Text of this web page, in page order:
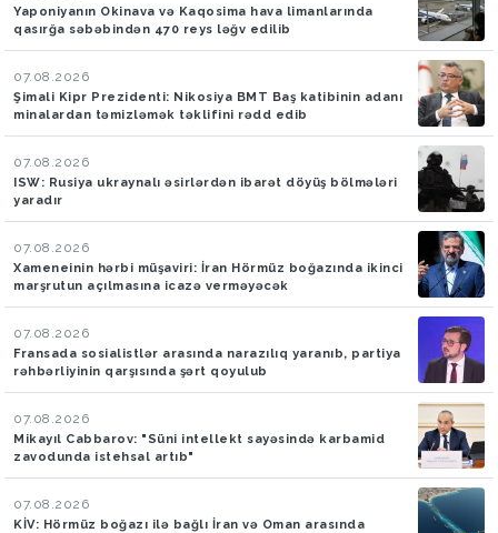
Yaponiyanın Okinava və Kaqosima hava limanlarında
qasırğa səbəbindən 470 reys ləğv edilib
07.08.2026
Şimali Kipr Prezidenti: Nikosiya BMT Baş katibinin adanı
minalardan təmizləmək təklifini rədd edib
07.08.2026
ISW: Rusiya ukraynalı əsirlərdən ibarət döyüş bölmələri
yaradır
07.08.2026
Xameneinin hərbi müşaviri: İran Hörmüz boğazında ikinci
marşrutun açılmasına icazə verməyəcək
07.08.2026
Fransada sosialistlər arasında narazılıq yaranıb, partiya
rəhbərliyinin qarşısında şərt qoyulub
07.08.2026
Mikayıl Cabbarov: "Süni intellekt sayəsində karbamid
zavodunda istehsal artıb"
07.08.2026
KİV: Hörmüz boğazı ilə bağlı İran və Oman arasında